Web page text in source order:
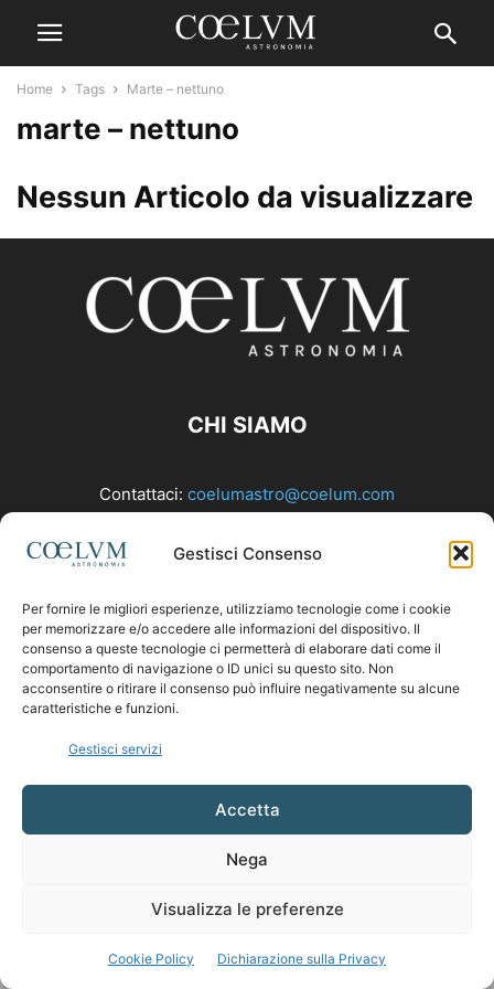
Gestisci Consenso
Per fornire le migliori esperienze, utilizziamo tecnologie come i cookie
per memorizzare e/o accedere alle informazioni del dispositivo. Il
consenso a queste tecnologie ci permetterà di elaborare dati come il
comportamento di navigazione o ID unici su questo sito. Non
acconsentire o ritirare il consenso può influire negativamente su alcune
caratteristiche e funzioni.
Gestisci servizi
Accetta
Nega
Visualizza le preferenze
Cookie Policy Dichiarazione sulla Privacy
Home Tags Marte – nettuno
marte – nettuno
Nessun Articolo da visualizzare
CHI SIAMO
Contattaci: coelumastro@coelum.com
SEGUICI